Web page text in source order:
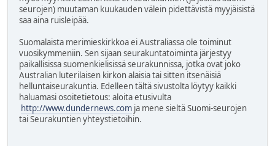
seurojen) muutaman kuukauden välein pidettävistä myyjäisistä
saa aina ruisleipää.
Suomalaista merimieskirkkoa ei Australiassa ole toiminut
vuosikymmeniin. Sen sijaan seurakuntatoiminta järjestyy
paikallisissa suomenkielisissä seurakunnissa, jotka ovat joko
Australian luterilaisen kirkon alaisia tai sitten itsenäisiä
helluntaiseurakuntia. Edelleen tältä sivustolta löytyy kaikki
haluamasi osoitetietous: aloita etusivulta
http://www.dundernews.com ja mene sieltä Suomi-seurojen
tai Seurakuntien yhteystietoihin.